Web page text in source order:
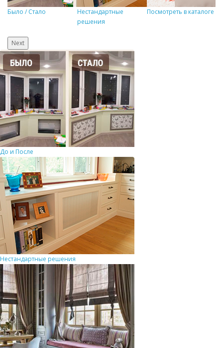
Было / Стало
Нестандартные
решения
Посмотреть в каталоге
Next
До и После
Нестандартные решения